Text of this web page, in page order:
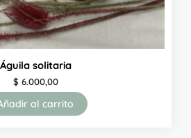
Águila solitaria
$ 6.000,00
al carrito